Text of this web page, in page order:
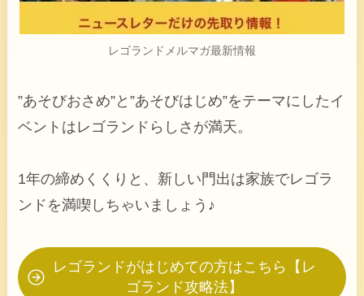
レゴランドメルマガ最新情報
”あそびおさめ”と”あそびはじめ”をテーマにしたイ
ベントはレゴランドらしさが満天。
1年の締めくくりと、新しい門出は家族でレゴラ
ンドを満喫しちゃいましょう♪
レゴランドがはじめての方はこちら【レ
ゴランド攻略法】